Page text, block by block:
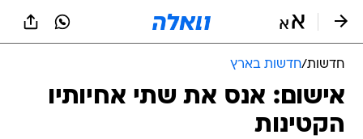
חדשות/חדשות בארץ
אישום: אנס את שתי אחיותיו
הקטינות